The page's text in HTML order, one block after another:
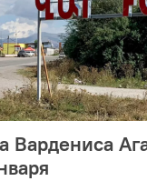
Вардениса